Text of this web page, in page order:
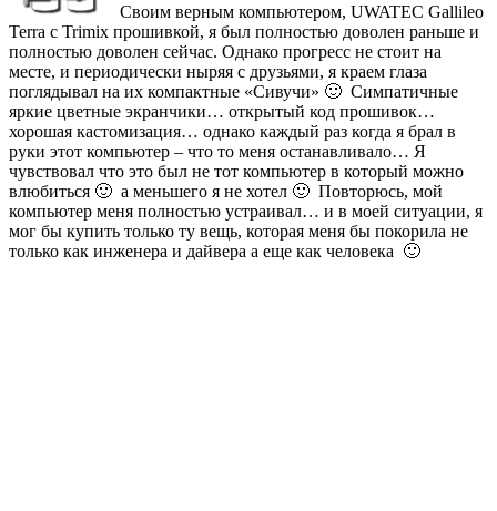
Своим верным компьютером, UWATEC Gallileo
Terra с Trimix прошивкой, я был полностью доволен раньше и
полностью доволен сейчас. Однако прогресс не стоит на
месте, и периодически ныряя с друзьями, я краем глаза
поглядывал на их компактные «Сивучи» 🙂 Симпатичные
яркие цветные экранчики… открытый код прошивок…
хорошая кастомизация… однако каждый раз когда я брал в
руки этот компьютер – что то меня останавливало… Я
чувствовал что это был не тот компьютер в который можно
влюбиться 🙂 а меньшего я не хотел 🙂 Повторюсь, мой
компьютер меня полностью устраивал… и в моей ситуации, я
мог бы купить только ту вещь, которая меня бы покорила не
только как инженера и дайвера а еще как человека 🙂